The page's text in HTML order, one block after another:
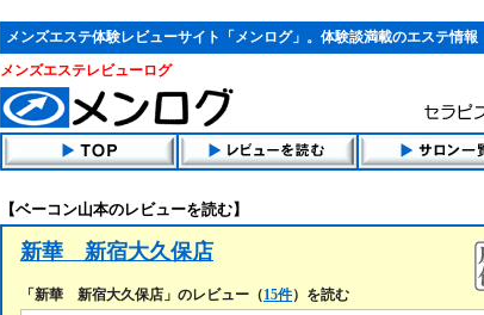
メンズエステ体験レビューサイト「メンログ」。体験談満載のエステ情報
メンズエステレビューログ
【ベーコン山本のレビューを読む】
新華 新宿大久保店
「新華 新宿大久保店」のレビュー（15件）を読む